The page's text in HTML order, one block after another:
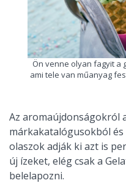
Ön venne olyan fagyit a
ami tele van műanyag
Az aromaújdonságokról
márkakatalógusokból
olaszok adják ki azt is
új ízeket, elég csak a
belelapozni.